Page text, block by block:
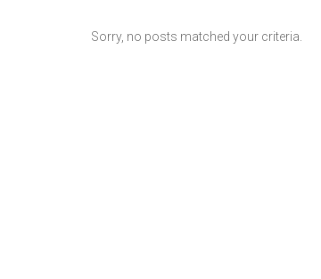
Sorry, no posts matched your criteria.